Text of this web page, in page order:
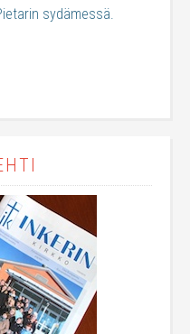
sydämessä.